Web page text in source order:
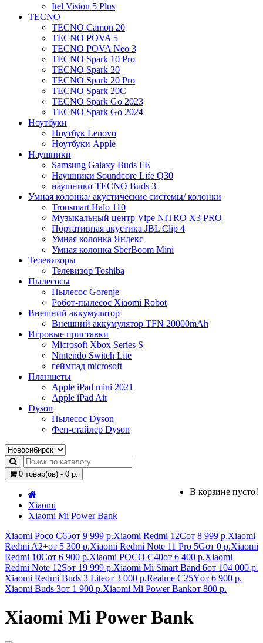
Itel Vision 5 Plus
TECNO
TECNO Camon 20
TECNO POVA 5
TECNO POVA Neo 3
TECNO Spark 10 Pro
TECNO Spark 20
TECNO Spark 20 Pro
TECNO Spark 20C
TECNO Spark Go 2023
TECNO Spark Go 2024
Ноутбуки
Ноутбук Lenovo
Ноутбуки Apple
Наушники
Samsung Galaxy Buds FE
Наушники Soundcore Life Q30
наушники TECNO Buds 3
Умная колонка/ акустические системы/ колонки
Tronsmart Halo 110
Музыкальный центр Vipe NITRO X3 PRO
Портативная акустика JBL Clip 4
Умная колонка Яндекс
Умная колонка SberBoom Mini
Телевизоры
Телевизор Toshiba
Пылесосы
Пылесос Gorenje
Робот-пылесос Xiaomi Robot
Внешний аккумулятор
Внешний аккумулятор TFN 20000mAh
Игровые приставки
Microsoft Xbox Series S
Nintendo Switch Lite
геймпад microsoft
Планшеты
Apple iPad mini 2021
Apple iPad Air
Dyson
Пылесос Dyson
Фен-стайлер Dyson
0 товар(ов) - 0 р.
В корзине пусто!
Xiaomi
Xiaomi Mi Power Bank
Xiaomi Poco C65от 9 999 р.Xiaomi Redmi 12Cот 8 999 р.Xiaomi
Redmi A2+от 5 300 р.Xiaomi Redmi Note 11 Pro 5Gот 0 р.Xiaomi
Redmi 10Cот 6 900 р.Xiaomi POCO C40от 6 400 р.Xiaomi
Redmi Note 12Sот 19 999 р.Xiaomi Mi Smart Band 6от 104 000 р.
Xiaomi Redmi Buds 3 Liteот 3 000 р.Realme C25Yот 6 900 р.
Xiaomi Buds 3от 1 900 р.Xiaomi Mi Power Bankот 800 р.
Xiaomi Mi Power Bank